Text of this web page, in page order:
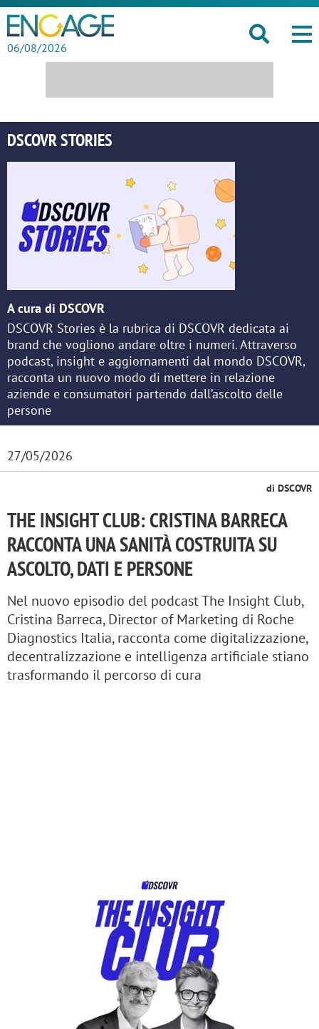
06/08/2026
DSCOVR STORIES
A cura di DSCOVR
DSCOVR Stories è la rubrica di DSCOVR dedicata ai
brand che vogliono andare oltre i numeri. Attraverso
podcast, insight e aggiornamenti dal mondo DSCOVR,
racconta un nuovo modo di mettere in relazione
aziende e consumatori partendo dall’ascolto delle
persone
27/05/2026
di DSCOVR
THE INSIGHT CLUB: CRISTINA BARRECA
RACCONTA UNA SANITÀ COSTRUITA SU
ASCOLTO, DATI E PERSONE
Nel nuovo episodio del podcast The Insight Club,
Cristina Barreca, Director of Marketing di Roche
Diagnostics Italia, racconta come digitalizzazione,
decentralizzazione e intelligenza artificiale stiano
trasformando il percorso di cura